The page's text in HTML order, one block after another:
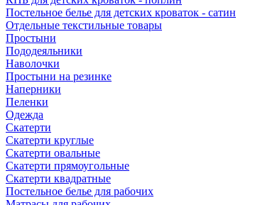
Постельное белье для детских кроваток - сатин
Отдельные текстильные товары
Простыни
Пододеяльники
Наволочки
Простыни на резинке
Наперники
Пеленки
Одежда
Скатерти
Скатерти круглые
Скатерти овальные
Скатерти прямоугольные
Скатерти квадратные
Постельное белье для рабочих